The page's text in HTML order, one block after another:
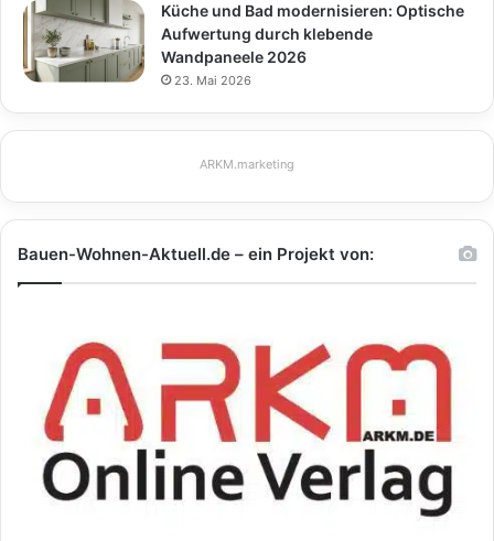
Küche und Bad modernisieren: Optische
Aufwertung durch klebende
Wandpaneele 2026
23. Mai 2026
ARKM.marketing
Bauen-Wohnen-Aktuell.de – ein Projekt von: